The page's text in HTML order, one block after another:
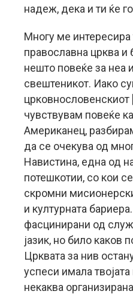
надеж, дека и ти ќе
Многу ме интересира
православна црква
нешто повеќе за неа
свештеникот. Иакo
црковнословенскиот
чувствувам повеќе
Американец,
да се очекува од
Навистина, една од
потешкотии, со кои
скромни
и културната
фасцинирани од
јазик, но било каков
Црквата за нив
успеси имала
некаква